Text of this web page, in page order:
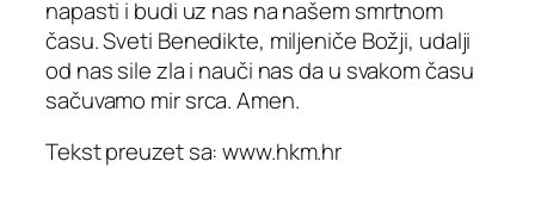
napasti i budi uz nas na našem smrtnom
času. Sveti Benedikte, miljeniče Božji, udalji
od nas sile zla i nauči nas da u svakom času
sačuvamo mir srca. Amen.
Tekst preuzet sa: www.hkm.hr